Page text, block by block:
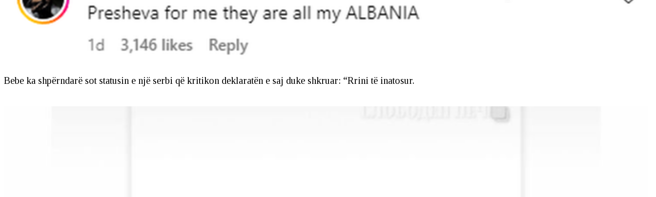
Bebe ka shpërndarë sot statusin e një serbi që kritikon deklaratën e saj duke shkruar: “Rrini të inatosur.